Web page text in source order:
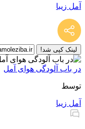
آمل زیبا
لینک کپی شد!
در باب آلودگی هوای آمل
توسط
آمل زیبا